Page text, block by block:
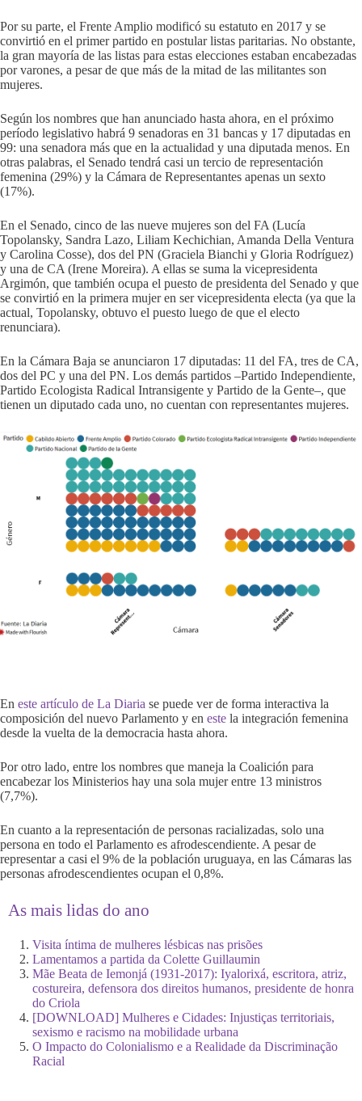
Por su parte, el Frente Amplio modificó su estatuto en 2017 y se
convirtió en el primer partido en postular listas paritarias. No obstante,
la gran mayoría de las listas para estas elecciones estaban encabezadas
por varones, a pesar de que más de la mitad de las militantes son
mujeres.
Según los nombres que han anunciado hasta ahora, en el próximo
período legislativo habrá 9 senadoras en 31 bancas y 17 diputadas en
99: una senadora más que en la actualidad y una diputada menos. En
otras palabras, el Senado tendrá casi un tercio de representación
femenina (29%) y la Cámara de Representantes apenas un sexto
(17%).
En el Senado, cinco de las nueve mujeres son del FA (Lucía
Topolansky, Sandra Lazo, Liliam Kechichian, Amanda Della Ventura
y Carolina Cosse), dos del PN (Graciela Bianchi y Gloria Rodríguez)
y una de CA (Irene Moreira). A ellas se suma la vicepresidenta
Argimón, que también ocupa el puesto de presidenta del Senado y que
se convirtió en la primera mujer en ser vicepresidenta electa (ya que la
actual, Topolansky, obtuvo el puesto luego de que el electo
renunciara).
En la Cámara Baja se anunciaron 17 diputadas: 11 del FA, tres de CA,
dos del PC y una del PN. Los demás partidos –Partido Independiente,
Partido Ecologista Radical Intransigente y Partido de la Gente–, que
tienen un diputado cada uno, no cuentan con representantes mujeres.
En este artículo de La Diaria se puede ver de forma interactiva la
composición del nuevo Parlamento y en este la integración femenina
desde la vuelta de la democracia hasta ahora.
Por otro lado, entre los nombres que maneja la Coalición para
encabezar los Ministerios hay una sola mujer entre 13 ministros
(7,7%).
En cuanto a la representación de personas racializadas, solo una
persona en todo el Parlamento es afrodescendiente. A pesar de
representar a casi el 9% de la población uruguaya, en las Cámaras las
personas afrodescendientes ocupan el 0,8%.
As mais lidas do ano
Visita íntima de mulheres lésbicas nas prisões
Lamentamos a partida da Colette Guillaumin
Mãe Beata de Iemonjá (1931-2017): Iyalorixá, escritora, atriz,
costureira, defensora dos direitos humanos, presidente de honra
do Criola
[DOWNLOAD] Mulheres e Cidades: Injustiças territoriais,
sexismo e racismo na mobilidade urbana
O Impacto do Colonialismo e a Realidade da Discriminação
Racial